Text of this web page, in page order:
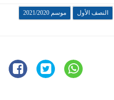
النصف الأول
موسم 2021/2020